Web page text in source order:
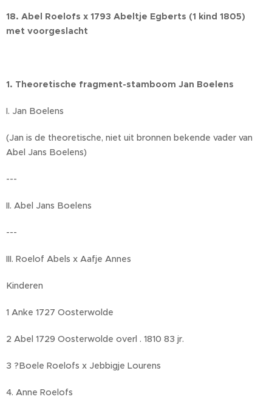
18. Abel Roelofs x 1793 Abeltje Egberts (1 kind 1805)
met voorgeslacht
1. Theoretische fragment-stamboom Jan Boelens
I. Jan Boelens
(Jan is de theoretische, niet uit bronnen bekende vader van
Abel Jans Boelens)
---
II. Abel Jans Boelens
---
III. Roelof Abels x Aafje Annes
Kinderen
1 Anke 1727 Oosterwolde
2 Abel 1729 Oosterwolde overl . 1810 83 jr.
3 ?Boele Roelofs x Jebbigje Lourens
4. Anne Roelofs